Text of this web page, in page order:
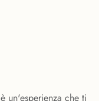
è un'esperienza che ti